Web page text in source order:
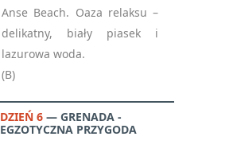
Anse Beach. Oaza relaksu –
delikatny, biały piasek i
lazurowa woda.
(B)
DZIEŃ 6
GRENADA -
EGZOTYCZNA PRZYGODA